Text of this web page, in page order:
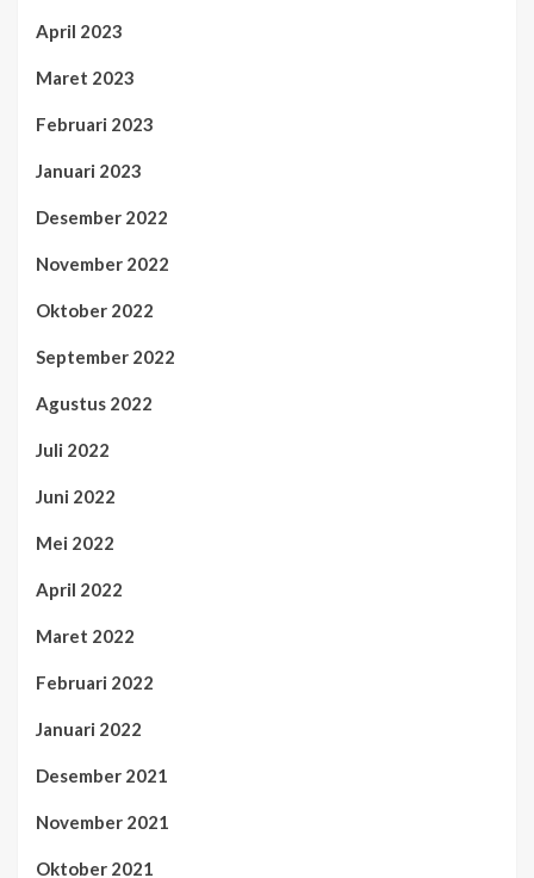
April 2023
Maret 2023
Februari 2023
Januari 2023
Desember 2022
November 2022
Oktober 2022
September 2022
Agustus 2022
Juli 2022
Juni 2022
Mei 2022
April 2022
Maret 2022
Februari 2022
Januari 2022
Desember 2021
November 2021
Oktober 2021